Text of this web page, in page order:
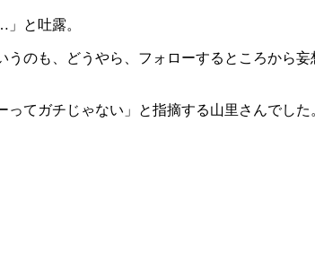
と吐露。
のも、どうやら、フォローするところから
てガチじゃない」と指摘する山里さんでした